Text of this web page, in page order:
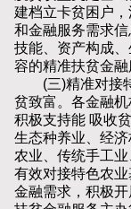
建档立卡贫困户
和金融服务需求
技能、资产构成
容的精准扶贫金融
(三)精准对接特
贫致富。各金融
积极支持能 吸收
生态种养业、经
农业、传统手工业
有效对接特色农
金融需求，积极